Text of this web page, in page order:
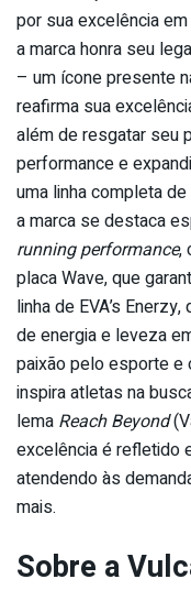
por sua excelência
a marca honra seu
– um ícone presente
reafirma sua
além de resgatar seu
performance e
uma linha completa
a marca se destaca
running performance,
placa Wave, que
linha de EVA’s
de energia e leveza
paixão pelo esporte e
inspira atletas na
lema Reach Beyond
excelência é refletido
atendendo às
mais.
Sobre a